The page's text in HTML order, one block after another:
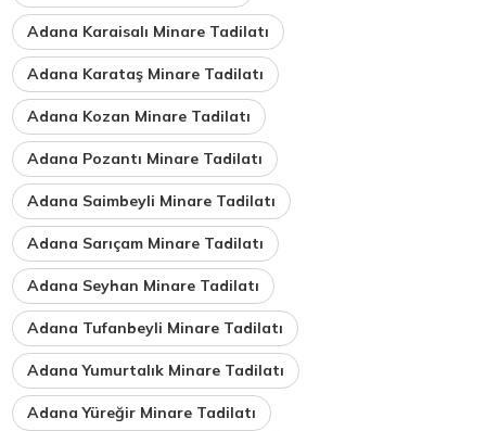
Adana Karaisalı Minare Tadilatı
Adana Karataş Minare Tadilatı
Adana Kozan Minare Tadilatı
Adana Pozantı Minare Tadilatı
Adana Saimbeyli Minare Tadilatı
Adana Sarıçam Minare Tadilatı
Adana Seyhan Minare Tadilatı
Adana Tufanbeyli Minare Tadilatı
Adana Yumurtalık Minare Tadilatı
Adana Yüreğir Minare Tadilatı